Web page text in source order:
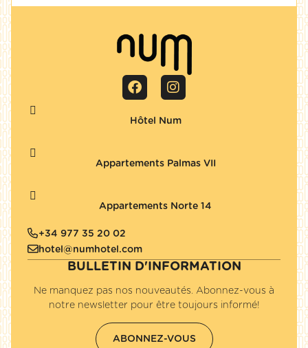
Hôtel Num
Appartements Palmas VII
Appartements Norte 14
+34 977 35 20 02
hotel@numhotel.com
BULLETIN D'INFORMATION
Ne manquez pas nos nouveautés. Abonnez-vous à
notre newsletter pour être toujours informé!
ABONNEZ-VOUS